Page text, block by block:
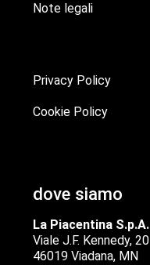
Note legali
Privacy Policy
Cookie Policy
dove siamo
La Piacentina S.p.A.
Viale J.F. Kennedy, 20
46019 Viadana, MN